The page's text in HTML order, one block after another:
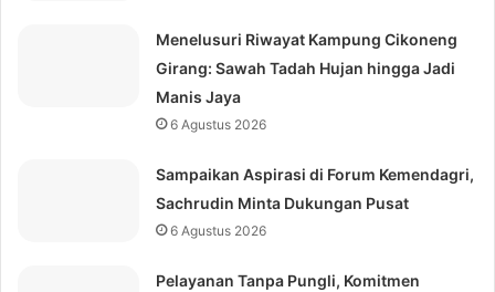
Menelusuri Riwayat Kampung Cikoneng
Girang: Sawah Tadah Hujan hingga Jadi
Manis Jaya
6 Agustus 2026
Sampaikan Aspirasi di Forum Kemendagri,
Sachrudin Minta Dukungan Pusat
6 Agustus 2026
Pelayanan Tanpa Pungli, Komitmen